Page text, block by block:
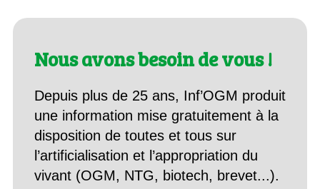
Nous avons besoin de vous !
Depuis plus de 25 ans, Inf’OGM produit
une information mise gratuitement à la
disposition de toutes et tous sur
l’artificialisation et l’appropriation du
vivant (OGM, NTG, biotech, brevet...).